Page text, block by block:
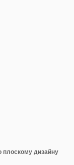
плоскому дизайну